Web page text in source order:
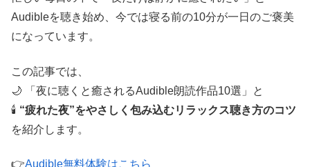
Audibleを聴き始め、今では寝る前の10分が一日のご褒美
になっています。
この記事では、
🌙 「夜に聴くと癒されるAudible朗読作品10選」と
🕯️ “疲れた夜”をやさしく包み込むリラックス聴き方のコツ
を紹介します。
👉Audible無料体験はこちら